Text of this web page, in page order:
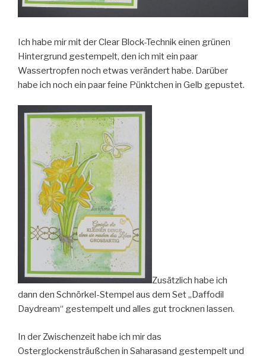
Ich habe mir mit der Clear Block-Technik einen grünen
Hintergrund gestempelt, den ich mit ein paar
Wassertropfen noch etwas verändert habe. Darüber
habe ich noch ein paar feine Pünktchen in Gelb gepustet.
Zusätzlich habe ich
dann den Schnörkel-Stempel aus dem Set „Daffodil
Daydream“ gestempelt und alles gut trocknen lassen.
In der Zwischenzeit habe ich mir das
Osterglockensträußchen in Saharasand gestempelt und